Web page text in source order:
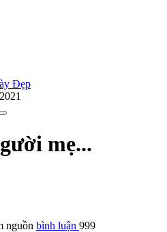
Đẹp
mẹ...
nguồn bình luận 999